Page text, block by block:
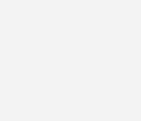
telefonisch
zu